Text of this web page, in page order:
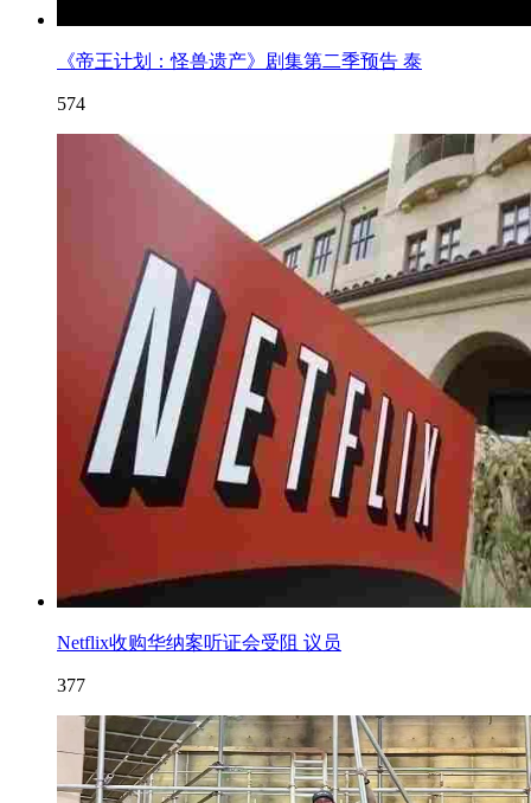
《帝王计划：怪兽遗产》剧集第二季预告 泰
574
Netflix收购华纳案听证会受阻 议员
377